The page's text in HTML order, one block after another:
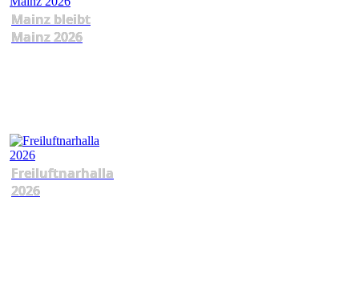
Mainz bleibt
Mainz 2026
Freiluftnarhalla
2026